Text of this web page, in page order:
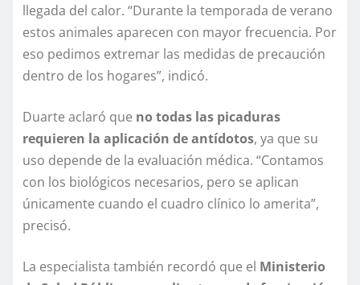
llegada del calor. “Durante la temporada de verano
estos animales aparecen con mayor frecuencia. Por
eso pedimos extremar las medidas de precaución
dentro de los hogares”, indicó.
Duarte aclaró que no todas las picaduras
requieren la aplicación de antídotos, ya que su
uso depende de la evaluación médica. “Contamos
con los biológicos necesarios, pero se aplican
únicamente cuando el cuadro clínico lo amerita”,
precisó.
La especialista también recordó que el Ministerio